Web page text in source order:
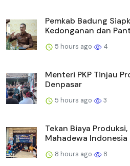
Pemkab Badung
Kedonganan dan
5 hours ago 4
Menteri PKP Tinjau
Denpasar
5 hours ago 3
Tekan Biaya
Mahadewa Indonesia
8 hours ago 8